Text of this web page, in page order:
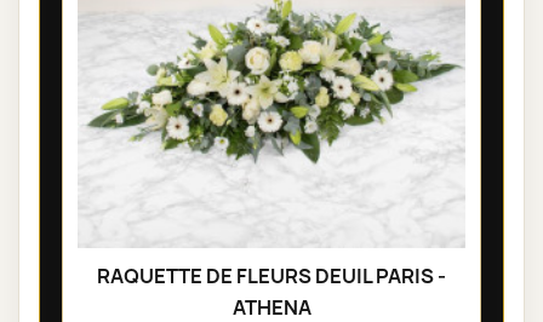
RAQUETTE DE FLEURS DEUIL PARIS -
ATHENA